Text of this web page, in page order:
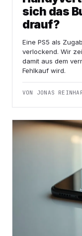
sich das
drauf?
Eine PS5 als
verlockend. Wir
damit aus dem
Fehlkauf wird.
VON JONAS